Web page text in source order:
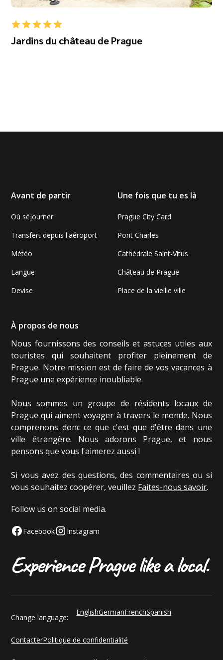
Jardins du château de Prague
Avant de partir
Où séjourner
Transfert depuis l'aéroport
Météo
Langue
Devise
Une fois que tu es là
Prague City Card
Pont Charles
Cathédrale Saint-Vitus
Château de Prague
Place de la vieille ville
À propos de nous
Nous fournissons des conseils et astuces utiles aux
touristes qui souhaitent profiter pleinement de
Prague. Notre mission est de faire de vos vacances à
Prague une expérience inoubliable.
Nous sommes un groupe de résidents locaux de
Prague qui aiment voyager à travers le monde. Nous
comprenons donc ce que c'est que d'être dans une
ville étrangère. Nous adorons Prague, et nous
pensons que vous l'aimerez aussi !
Si vous avez des questions, des commentaires ou si
vous souhaitez coopérer, veuillez Faites-nous savoir.
Follow us on social media.
Facebook Instagram
ContacterPolitique de confidentialité
Change language:
EnglishGermanFrenchSpanish